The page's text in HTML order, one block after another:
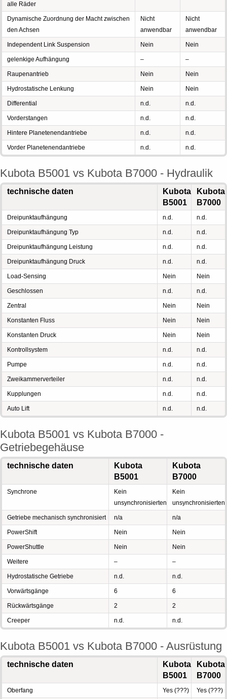
alle Räder
Dynamische Zuordnung der Macht zwischen
den Achsen
Nicht
anwendbar
Nicht
anwendbar
Independent Link Suspension Nein Nein
gelenkige Aufhängung – –
Raupenantrieb Nein Nein
Hydrostatische Lenkung Nein Nein
Differential n.d. n.d.
Vorderstangen n.d. n.d.
Hintere Planetenendantriebe n.d. n.d.
Vorder Planetenendantriebe n.d. n.d.
Kubota B5001 vs Kubota B7000 - Hydraulik
technische daten
Kubota
B5001
Kubota
B7000
Dreipunktaufhängung n.d. n.d.
Dreipunktaufhängung Typ n.d. n.d.
Dreipunktaufhängung Leistung n.d. n.d.
Dreipunktaufhängung Druck n.d. n.d.
Load-Sensing Nein Nein
Geschlossen n.d. n.d.
Zentral Nein Nein
Konstanten Fluss Nein Nein
Konstanten Druck Nein Nein
Kontrollsystem n.d. n.d.
Pumpe n.d. n.d.
Zweikammerverteiler n.d. n.d.
Kupplungen n.d. n.d.
Auto Lift n.d. n.d.
Kubota B5001 vs Kubota B7000 -
Getriebegehäuse
technische daten
Kubota
B5001
Kubota
B7000
Synchrone
Kein
unsynchronisierten
Kein
unsynchronisierten
Getriebe mechanisch synchronisiert n/a n/a
PowerShift Nein Nein
PowerShuttle Nein Nein
Weitere – –
Hydrostatische Getriebe n.d. n.d.
Vorwärtsgänge 6 6
Rückwärtsgänge 2 2
Creeper n.d. n.d.
Kubota B5001 vs Kubota B7000 - Ausrüstung
technische daten
Kubota
B5001
Kubota
B7000
Oberfang Yes (???) Yes (???)